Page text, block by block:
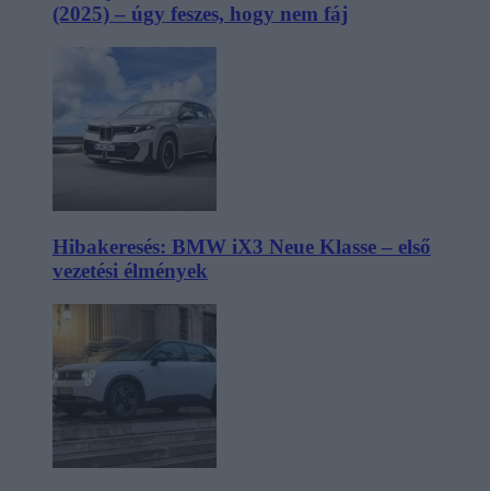
(2025) – úgy feszes, hogy nem fáj
Hibakeresés: BMW iX3 Neue Klasse – első
vezetési élmények